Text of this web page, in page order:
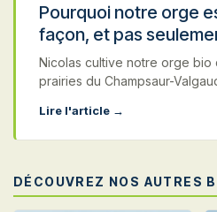
Pourquoi notre orge
façon, et pas
Nicolas cultive notre orge bio
prairies du Champsaur-
Lire l'article →
DÉCOUVREZ NOS AUTRES